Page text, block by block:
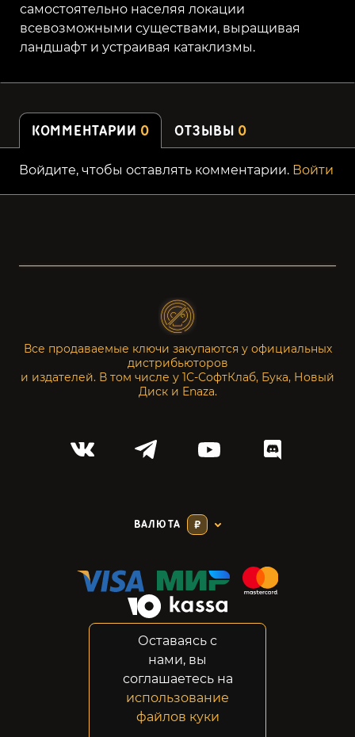
самостоятельно населяя локации
всевозможными существами, выращивая
ландшафт и устраивая катаклизмы.
КОММЕНТАРИИ 0 ОТЗЫВЫ 0
Войдите, чтобы оставлять комментарии. Войти
Все продаваемые ключи закупаются у официальных
дистрибьюторов
и издателей. В том числе у 1С-СофтКлаб, Бука, Новый
Диск и Enaza.
ВАЛЮТА ₽
Конфиденциальность
Возвраты
Правовая информация
Оставаясь с
нами, вы
соглашаетесь на
использование
файлов куки